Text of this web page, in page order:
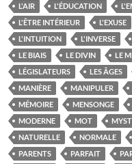
L'AIR
L'ÉDUCATION
L'ÊTRE INTÉRIEUR
L'EXUSE
L'INTUITION
L'INVERSE
LE BIAIS
LE DIVIN LE
LÉGISLATEURS
LES ÂGES
MANIÈRE
MANIPULER
MÉMOIRE
MENSONGE
MODERNE
MOT
NATURELLE
NORMALE
PARENTS
PARFAIT